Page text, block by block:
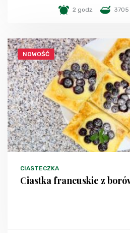
2 godz. 3705
NOWOŚĆ
CIASTECZKA
Ciastka francuskie z